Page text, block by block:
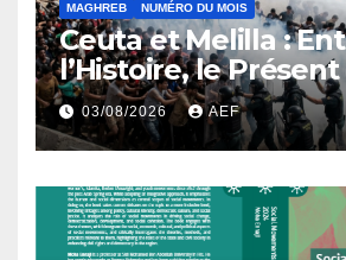
MAGHREB NUMÉRO DU MOIS
Ceuta et Melilla :
l’Histoire, le
l’Avenir
03/08/2026 AEF